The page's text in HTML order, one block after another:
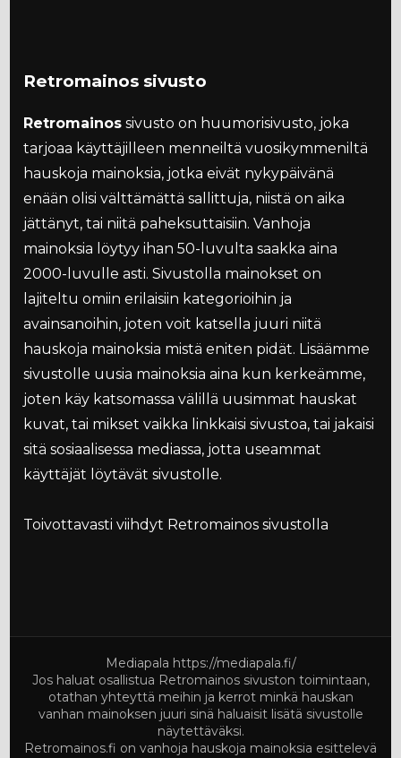
Retromainos sivusto
Retromainos sivusto on huumorisivusto, joka
tarjoaa käyttäjilleen menneiltä vuosikymmeniltä
hauskoja mainoksia, jotka eivät nykypäivänä
enään olisi välttämättä sallittuja, niistä on aika
jättänyt, tai niitä paheksuttaisiin. Vanhoja
mainoksia löytyy ihan 50-luvulta saakka aina
2000-luvulle asti. Sivustolla mainokset on
lajiteltu omiin erilaisiin kategorioihin ja
avainsanoihin, joten voit katsella juuri niitä
hauskoja mainoksia mistä eniten pidät. Lisäämme
sivustolle uusia mainoksia aina kun kerkeämme,
joten käy katsomassa välillä uusimmat hauskat
kuvat, tai mikset vaikka linkkaisi sivustoa, tai jakaisi
sitä sosiaalisessa mediassa, jotta useammat
käyttäjät löytävät sivustolle.
Toivottavasti viihdyt Retromainos sivustolla
Mediapala https://mediapala.fi/
Jos haluat osallistua Retromainos sivuston toimintaan,
otathan yhteyttä meihin ja kerrot minkä hauskan
vanhan mainoksen juuri sinä haluaisit lisätä sivustolle
näytettäväksi.
Retromainos.fi on vanhoja hauskoja mainoksia esittelevä